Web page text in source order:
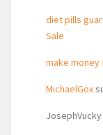
diet pills
Sale
make money
MichaelGox
JosephVucky